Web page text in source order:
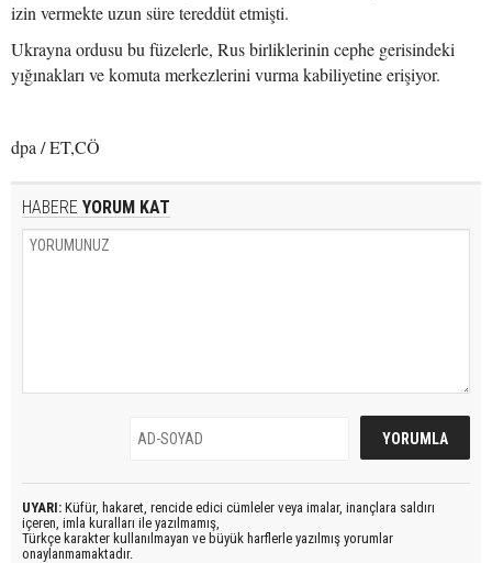
izin vermekte uzun süre tereddüt etmişti.
Ukrayna ordusu bu füzelerle, Rus birliklerinin cephe gerisindeki
yığınakları ve komuta merkezlerini vurma kabiliyetine erişiyor.
dpa / ET,CÖ
HABERE YORUM KAT
UYARI: Küfür, hakaret, rencide edici cümleler veya imalar, inançlara saldırı
içeren, imla kuralları ile yazılmamış,
Türkçe karakter kullanılmayan ve büyük harflerle yazılmış yorumlar
onaylanmamaktadır.